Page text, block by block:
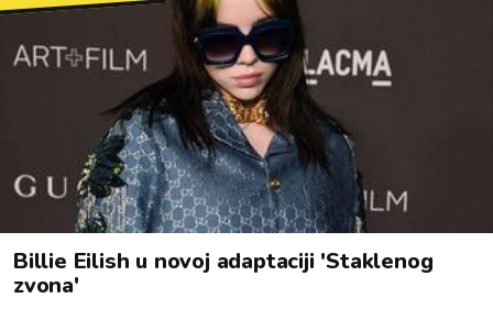
Billie Eilish u novoj adaptaciji 'Staklenog
zvona'